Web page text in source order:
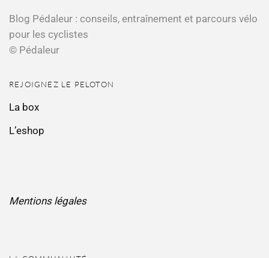
Blog Pédaleur : conseils, entraînement et parcours vélo
pour les cyclistes
© Pédaleur
REJOIGNEZ LE PELOTON
La box
L’eshop
Mentions légales